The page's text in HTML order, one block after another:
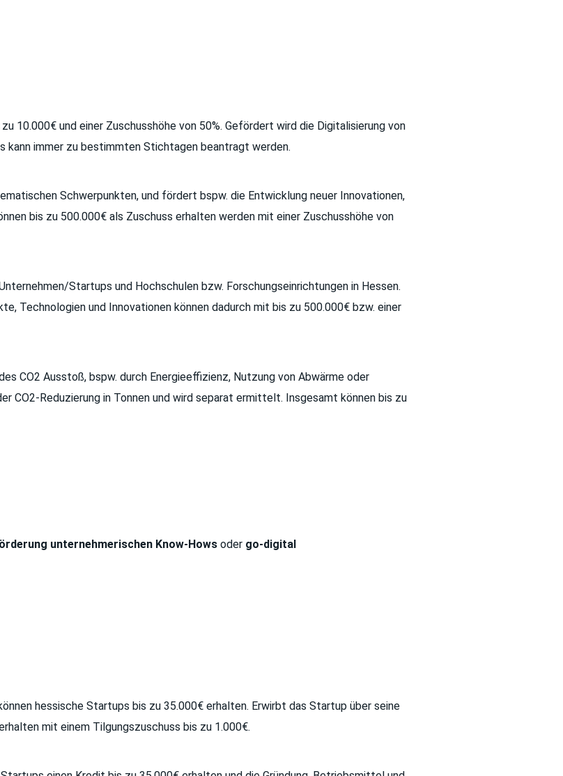
10.000€ und einer Zuschusshöhe von 50%. Gefördert wird die Digitalisierung von
kann immer zu bestimmten Stichtagen beantragt werden.
Schwerpunkten, und fördert bspw. die Entwicklung neuer Innovationen,
bis zu 500.000€ als Zuschuss erhalten werden mit einer Zuschusshöhe von
Startups und Hochschulen bzw. Forschungseinrichtungen in Hessen.
Technologien und Innovationen können dadurch mit bis zu 500.000€ bzw. einer
CO2 Ausstoß, bspw. durch Energieeffizienz, Nutzung von Abwärme oder
CO2-Reduzierung in Tonnen und wird separat ermittelt. Insgesamt können bis zu
unternehmerischen Know-Hows oder go-digital
hessische Startups bis zu 35.000€ erhalten. Erwirbt das Startup über seine
mit einem Tilgungszuschuss bis zu 1.000€.